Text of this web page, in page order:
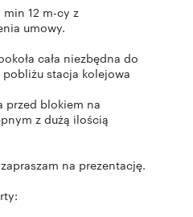
12 m-cy z
umowy.
cała niezbędna do
stacja kolejowa
przed blokiem na
z dużą ilością
na prezentację.